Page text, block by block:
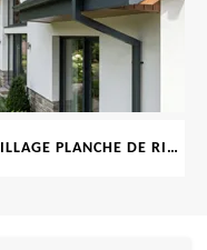
HABILLAGE PLANCHE DE RIVE 69